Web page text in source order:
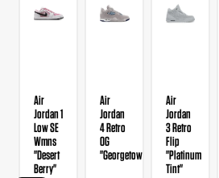
Air
Jordan 1
Low SE
Wmns
"Desert
Berry"
Air
Jordan
4 Retro
OG
"Georgetown"
Air
Jordan
3 Retro
Flip
"Platinum
Tint"